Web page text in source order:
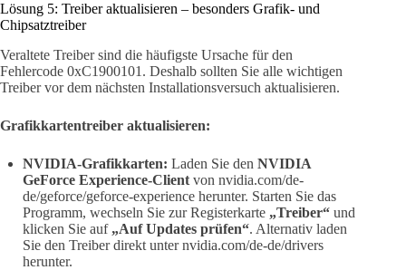
Lösung 5: Treiber aktualisieren – besonders Grafik- und
Chipsatztreiber
Veraltete Treiber sind die häufigste Ursache für den
Fehlercode 0xC1900101. Deshalb sollten Sie alle wichtigen
Treiber vor dem nächsten Installationsversuch aktualisieren.
Grafikkartentreiber aktualisieren:
NVIDIA-Grafikkarten: Laden Sie den NVIDIA
GeForce Experience-Client von nvidia.com/de-
de/geforce/geforce-experience herunter. Starten Sie das
Programm, wechseln Sie zur Registerkarte „Treiber“ und
klicken Sie auf „Auf Updates prüfen“. Alternativ laden
Sie den Treiber direkt unter nvidia.com/de-de/drivers
herunter.